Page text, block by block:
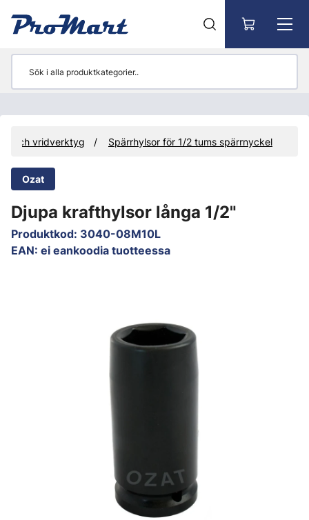
och vridverktyg Spärrhylsor för 1/2 tums spärrnyckel
Ozat
Djupa krafthylsor långa 1/2"
Produktkod: 3040-08M10L
EAN: ei eankoodia tuotteessa